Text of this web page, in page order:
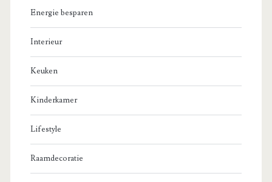
Energie besparen
Interieur
Keuken
Kinderkamer
Lifestyle
Raamdecoratie